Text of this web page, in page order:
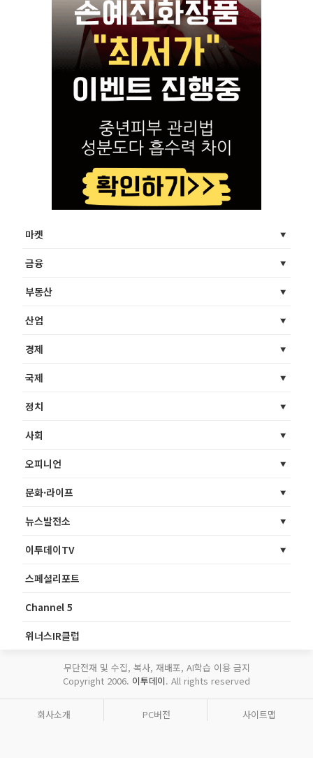
마켓
금융
부동산
산업
경제
국제
정치
사회
오피니언
문화·라이프
뉴스발전소
이투데이TV
스페셜리포트
Channel 5
위너스IR클럽
무단전재 및 수집, 복사, 재배포, AI학습 이용 금지
Copyright 2006. 이투데이. All rights reserved
회사소개 PC버전 사이트맵